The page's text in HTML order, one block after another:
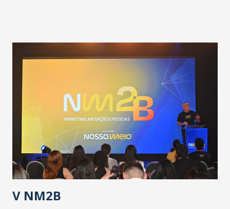
população suspeita e de cuidados com os ambientes
públicos e domiciliares. “Nós não estamos vivendo uma
epidemia comum, como temos em todos os anos, com
aumento de casos de dengue, influenza ou H1N1. Trata-se
de uma epidemia com um vírus diferente, com um poder de
contaminação maior que outros coronavírus”, apontou o
secretário. Segundo ele, é uma epidemia com chance de
contaminação alta, podendo gerar um grande risco à
população e ao sistema de saúde. “Precisamos saber fazer a
estratificação do risco da doença, para não so...
V NM2B